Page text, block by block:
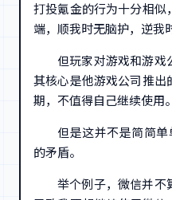
打投氪金的行为十分相似
端，顺我时无脑护，逆我
但玩家对游戏和游戏
其核心是他游戏公司推出
期，不值得自己继续使用。
但是这并不是简简
的矛盾。
举个例子，微信并不